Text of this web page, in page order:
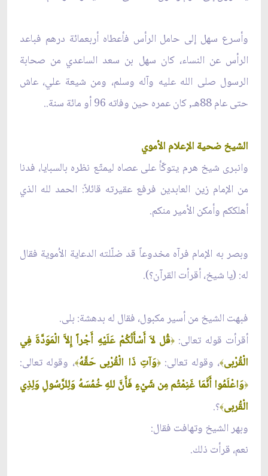
وأسرع سهل إلى حامل الرأس فأعطاه أربعمائة درهم فباعد
الرأس عن النساء، كان سهل بن سعد الساعدي من صحابة
الرسول صلى الله عليه وآله وسلم، ومن شيعة علي، عاش
حتى عام 88هـ, كان عمره حين وفاته 96 أو مائة سنة..
الشيخ ضحية الإعلام الأموي
وانبرى شيخ هرم يتوكّأ على عصاه ليمتّع نظره بالسبايا، فدنا
من الإمام زين العابدين فرفع عقيرته قائلاً: الحمد لله الذي
أهلككم وأمكن الأمير منكم.
وبصر به الإمام فرآه مخدوعاً قد ضلّلته الدعاية الاُموية فقال
له: (يا شيخ، أقرأت القرآن؟).
فبهت الشيخ من أسير مكبول، فقال له بدهشة: بلى.
أقرأت قوله تعالى:﴿قُل لاَ أَسْأَلُكُمْ عَلَيْهِ أَجْراً إِلاَّ الْمَوَدَّةَ فِي
الْقُرْبى﴾، وقوله تعالى:﴿وَآتِ ذَا الْقُرْبى حَقَّهُ﴾، وقوله تعالى:
﴿وَاعْلَمُوا أَنَّمَا غَنِمْتُم مِن شَيْءٍ فَأَنَّ للهِ خُمُسَهُ وَلِلرَّسُولِ وَلِذِي
الْقُربى﴾؟.
وبهر الشيخ وتهافت فقال:
نعم، قرأت ذلك.